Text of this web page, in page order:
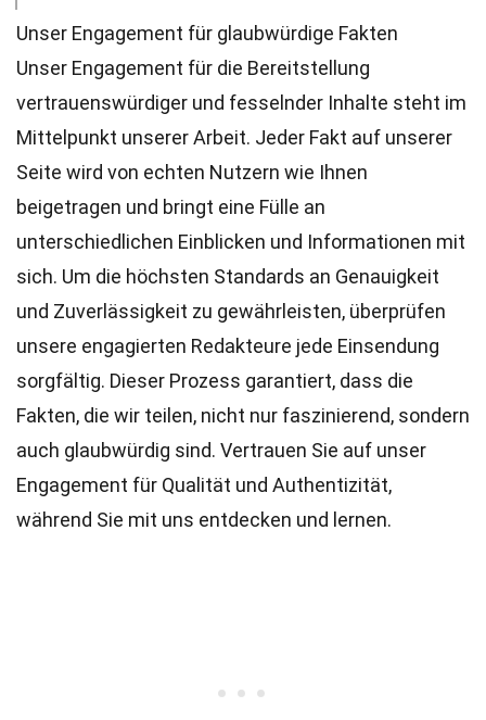
Unser Engagement für glaubwürdige Fakten
Unser Engagement für die Bereitstellung
vertrauenswürdiger und fesselnder Inhalte steht im
Mittelpunkt unserer Arbeit. Jeder Fakt auf unserer
Seite wird von echten Nutzern wie Ihnen
beigetragen und bringt eine Fülle an
unterschiedlichen Einblicken und Informationen mit
sich. Um die höchsten Standards an Genauigkeit
und Zuverlässigkeit zu gewährleisten, überprüfen
unsere engagierten Redakteure jede Einsendung
sorgfältig. Dieser Prozess garantiert, dass die
Fakten, die wir teilen, nicht nur faszinierend, sondern
auch glaubwürdig sind. Vertrauen Sie auf unser
Engagement für Qualität und Authentizität,
während Sie mit uns entdecken und lernen.